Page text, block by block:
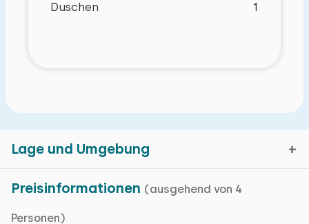
Preisinformationen (ausgehend von 4
Personen)
Duschen
1
Lage und Umgebung
Houffalize, Belgischen-Luxemburg